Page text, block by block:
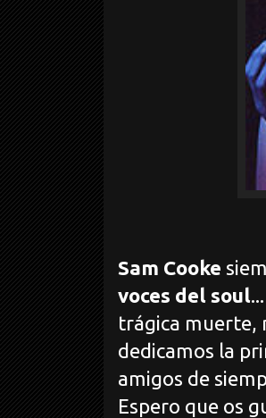
Sam Cooke
voces del soul
trágica muerte,
dedicamos la
amigos de
Espero que os